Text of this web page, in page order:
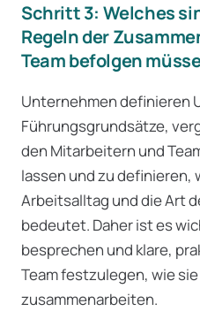
Schritt 3: Welches
Regeln der
Team befolgen
Unternehmen definieren
Führungsgrundsätze,
den Mitarbeitern und
lassen und zu definieren,
Arbeitsalltag und die Art
bedeutet. Daher ist es
besprechen und klare,
Team festzulegen, wie
zusammenarbeiten.